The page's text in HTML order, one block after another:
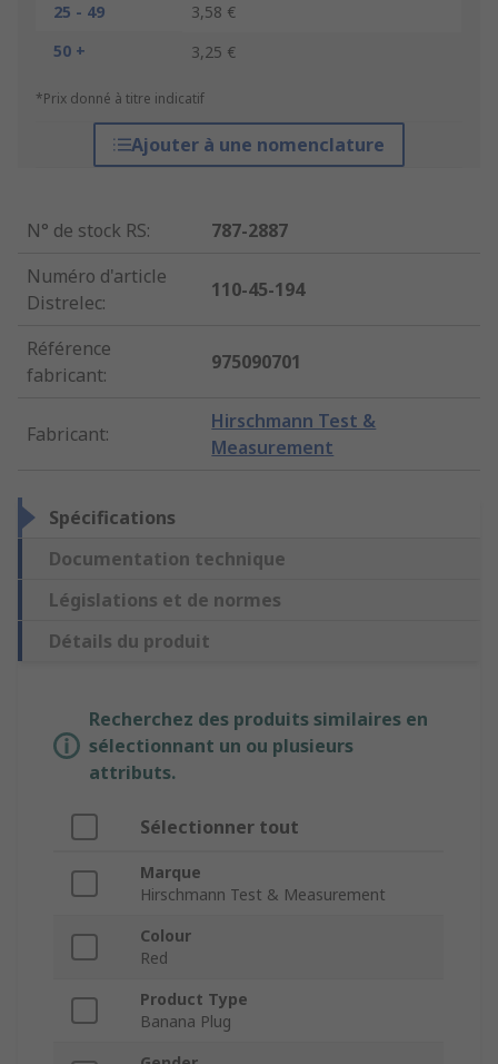
25 - 49
3,58 €
50 +
3,25 €
*Prix donné à titre indicatif
Ajouter à une nomenclature
N° de stock RS:
787-2887
Numéro d'article
Distrelec:
110-45-194
Référence
fabricant:
975090701
Fabricant:
Hirschmann Test &
Measurement
Spécifications
Documentation technique
Législations et de normes
Détails du produit
Recherchez des produits similaires en
sélectionnant un ou plusieurs
attributs.
Sélectionner tout
Marque
Hirschmann Test & Measurement
Colour
Red
Product Type
Banana Plug